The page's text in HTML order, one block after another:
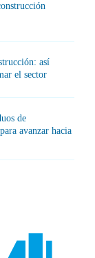
así
el sector
de
avanzar hacia